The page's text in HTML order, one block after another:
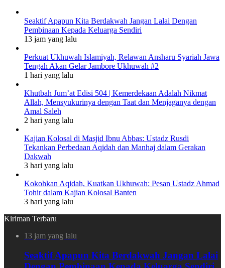
Seaktif Apapun Kita Berdakwah Jangan Lalai Dengan
Pembinaan Kepada Keluarga Sendiri
13 jam yang lalu
Perkuat Ukhuwah Islamiyah, Relawan Ansharu Syariah Jawa
Tengah Akan Gelar Jambore Ukhuwah #2
1 hari yang lalu
Khutbah Jum’at Edisi 504 | Kemerdekaan Adalah Nikmat
Allah, Mensyukurinya dengan Taat dan Menjaganya dengan
Amal Saleh
2 hari yang lalu
Kajian Kolosal di Masjid Ibnu Abbas: Ustadz Rusdi
Tekankan Perbedaan Aqidah dan Manhaj dalam Gerakan
Dakwah
3 hari yang lalu
Kokohkan Aqidah, Kuatkan Ukhuwah: Pesan Ustadz Ahmad
Tohir dalam Kajian Kolosal Banten
3 hari yang lalu
Kiriman Terbaru
13 jam yang lalu
Seaktif Apapun Kita Berdakwah Jangan Lalai